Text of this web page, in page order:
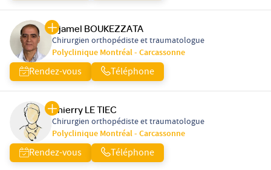
Djamel BOUKEZZATA
Chirurgien orthopédiste et traumatologue
Polyclinique Montréal - Carcassonne
Rendez-vous Téléphone
Thierry LE TIEC
Chirurgien orthopédiste et traumatologue
Polyclinique Montréal - Carcassonne
Rendez-vous Téléphone